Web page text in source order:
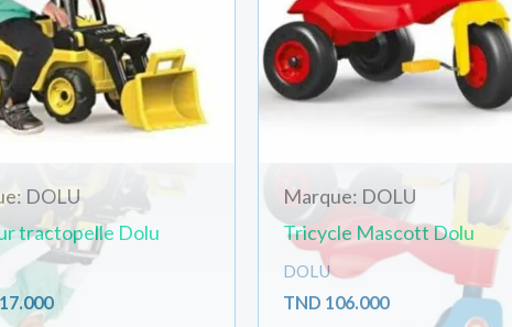
DOLU
tractopelle Dolu
Marque: DOLU
Tricycle Mascott Dolu
DOLU
TND 106.000